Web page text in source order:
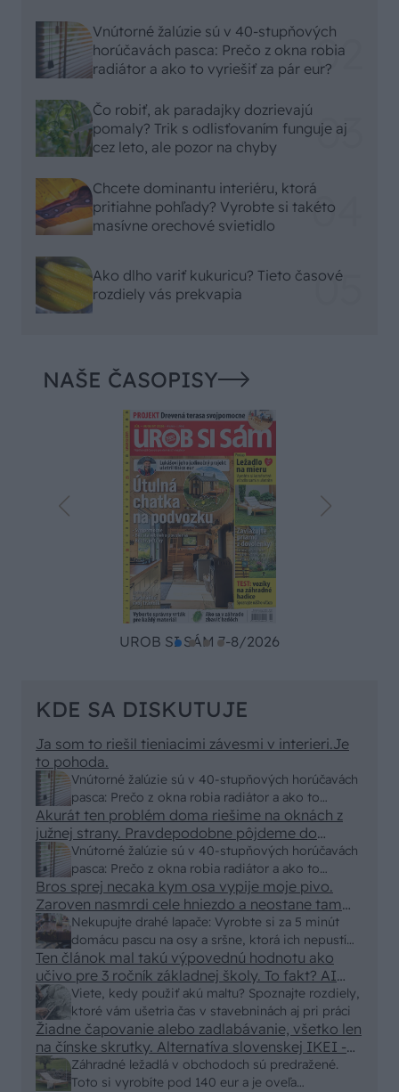
Vnútorné žalúzie sú v 40-stupňových
horúčavách pasca: Prečo z okna robia
radiátor a ako to vyriešiť za pár eur?
Čo robiť, ak paradajky dozrievajú
pomaly? Trik s odlisťovaním funguje aj
cez leto, ale pozor na chyby
Chcete dominantu interiéru, ktorá
pritiahne pohľady? Vyrobte si takéto
masívne orechové svietidlo
Ako dlho variť kukuricu? Tieto časové
rozdiely vás prekvapia
NAŠE ČASOPISY
UROB SI SÁM 7-8/2026
KDE SA DISKUTUJE
Vnútorné žalúzie sú v 40-stupňových horúčavách
pasca: Prečo z okna robia radiátor a ako to
vyriešiť za pár eur?
Ja som to riešil tieniacimi závesmi v interieri.Je
to pohoda.
Vnútorné žalúzie sú v 40-stupňových horúčavách
pasca: Prečo z okna robia radiátor a ako to
vyriešiť za pár eur?
Akurát ten problém doma riešime na oknách z
južnej strany. Pravdepodobne pôjdeme do
vonkajšieho tienenia na spôsob markízy
250x150cm. Čínsky predajcovia idú okolo 100
eur kus.
Nekupujte drahé lapače: Vyrobte si za 5 minút
domácu pascu na osy a sršne, ktorá ich nepustí
von
Bros sprej necaka kym osa vypije moje pivo.
Zaroven nasmrdi cele hniezdo a neostane tam
nic zive. Vasa pasca naucinke moc efektivne.
Skor pritiahne slimaky
Viete, kedy použiť akú maltu? Spoznajte rozdiely,
ktoré vám ušetria čas v stavebninách aj pri práci
Ten článok mal takú výpovednú hodnotu ako
učivo pre 3 ročník základnej školy. To fakt? AI
alebo nejaka kniha z VŠ? Dnešné rychlotvrdnuce
malty - pevnosť 40 Mpa a doba schnutia tak 15
minut , k tomu vodotesné s kryštálikou. A rozdiel
- schnutie a zretie. Nič?
Záhradné ležadlá v obchodoch sú predražené.
Toto si vyrobíte pod 140 eur a je oveľa
Žiadne čapovanie alebo zadlabávanie, všetko len
na čínske skrutky. Alternatíva slovenskej IKEI -
čo sa týka pevnosti. Autor si nedal veľa námahy s
remeselným spracovaním, škoda. No lepšie než